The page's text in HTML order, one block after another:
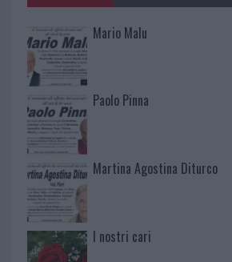
Mario Malu
Paolo Pinna
Martina Agostina Diturco
I nostri cari